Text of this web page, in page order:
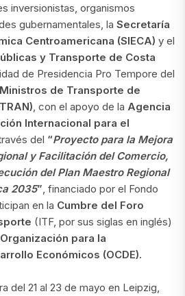
inversionistas, organismos
gubernamentales, la Secretaría
Centroamericana (SIECA) y el
y Transporte de Costa
de Presidencia Pro Tempore del
de Transporte de
, con el apoyo de la Agencia
Internacional para el
través del “Proyecto para la Mejora
y Facilitación del Comercio,
del Plan Maestro Regional
2035” , financiado por el Fondo
en la Cumbre del Foro
(ITF, por sus siglas en inglés)
Organización para la
Económicos (OCDE).
del 21 al 23 de mayo en Leipzig,